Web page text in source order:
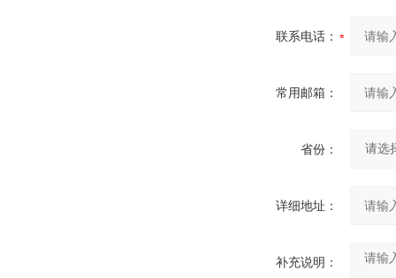
联系电话：
常用邮箱：
省份：
详细地址：
补充说明：